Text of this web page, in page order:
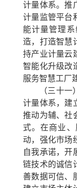
计量体系。推
计量监管平台
能计量管理
造，打造智慧
持产业计量云
智能化升级改
服务智慧工厂
（三十一
计量体系，建
推动为辅、社
式。在商业
动，强化市场
自我承诺，开
链技术的诚信
善数据可信、